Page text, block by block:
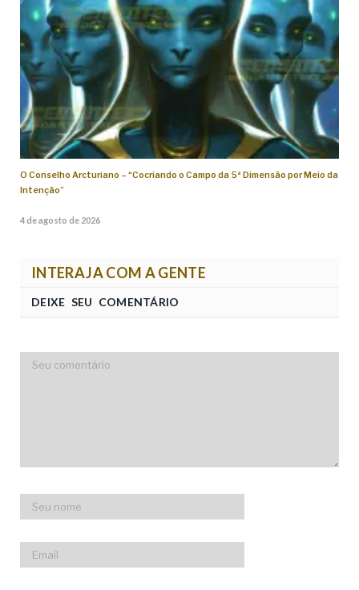
O Conselho Arcturiano – “Cocriando o Campo da 5ª Dimensão por Meio da
Intenção”
4 de agosto de 2026
INTERAJA COM A GENTE
DEIXE SEU COMENTÁRIO